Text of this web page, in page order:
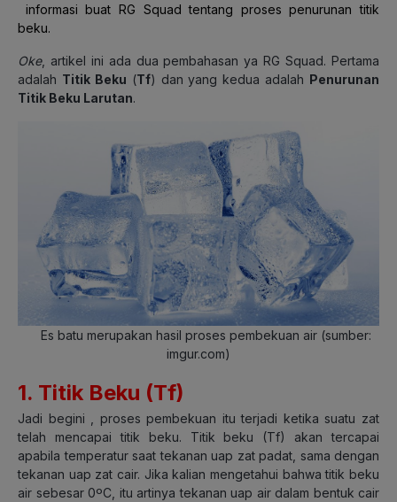
informasi buat RG Squad tentang proses penurunan titik
beku.
Oke, artikel ini ada dua pembahasan ya RG Squad. Pertama
adalah Titik Beku (Tf) dan yang kedua adalah Penurunan
Titik Beku Larutan.
Es batu merupakan hasil proses pembekuan air (sumber:
imgur.com)
1. Titik Beku (Tf)
Jadi begini , proses pembekuan itu terjadi ketika suatu zat
telah mencapai titik beku. Titik beku (Tf) akan tercapai
apabila temperatur saat tekanan uap zat padat, sama dengan
tekanan uap zat cair. Jika kalian mengetahui bahwa titik beku
air sebesar 0ºC , itu artinya tekanan uap air dalam bentuk cair